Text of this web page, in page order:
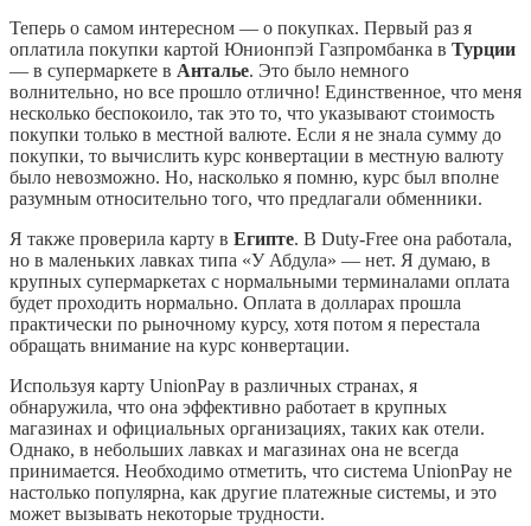
Теперь о самом интересном — о покупках. Первый раз я
оплатила покупки картой Юнионпэй Газпромбанка в Турции
— в супермаркете в Анталье. Это было немного
волнительно, но все прошло отлично! Единственное, что меня
несколько беспокоило, так это то, что указывают стоимость
покупки только в местной валюте. Если я не знала сумму до
покупки, то вычислить курс конвертации в местную валюту
было невозможно. Но, насколько я помню, курс был вполне
разумным относительно того, что предлагали обменники.
Я также проверила карту в Египте. В Duty-Free она работала,
но в маленьких лавках типа «У Абдула» — нет. Я думаю, в
крупных супермаркетах с нормальными терминалами оплата
будет проходить нормально. Оплата в долларах прошла
практически по рыночному курсу, хотя потом я перестала
обращать внимание на курс конвертации.
Используя карту UnionPay в различных странах, я
обнаружила, что она эффективно работает в крупных
магазинах и официальных организациях, таких как отели.
Однако, в небольших лавках и магазинах она не всегда
принимается. Необходимо отметить, что система UnionPay не
настолько популярна, как другие платежные системы, и это
может вызывать некоторые трудности.